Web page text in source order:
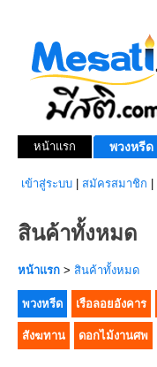
หน้าแรก พวงหรีด
เข้าสู่ระบบ สมัครสมาชิก
สินค้าทั้งหมด
หน้าแรก > สินค้าทั้งหมด
พวงหรีด เรือลอยอังคาร
สังฆทาน ดอกไม้งานศพ